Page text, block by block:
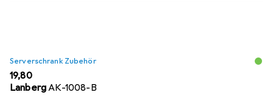
Serverschrank Zubehör
EUR
19,80
LanbergAK-1008-B